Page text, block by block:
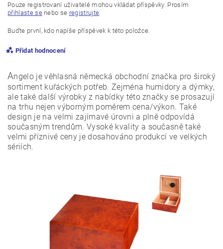
Pouze registrovaní uživatelé mohou vkládat příspěvky. Prosím
přihlaste senebo se registrujte
Buďte první, kdo napíše příspěvek k této položce.
Přidat hodnocení
Vložením hodnocení souhlasíte spodmínkami ochrany
osobních údajů
Angelo je věhlasná německá obchodní značka pro široký
sortiment kuřáckých potřeb. Zejména humidory a dýmky,
ale také další výrobky z nabídky této značky se prosazují
na trhu nejen výborným poměrem cena/výkon. Také
design je na velmi zajímavé úrovni a plně odpovídá
současným trendům. Vysoké kvality a současně také
velmi příznivé ceny je dosahováno produkcí ve velkých
sériích.